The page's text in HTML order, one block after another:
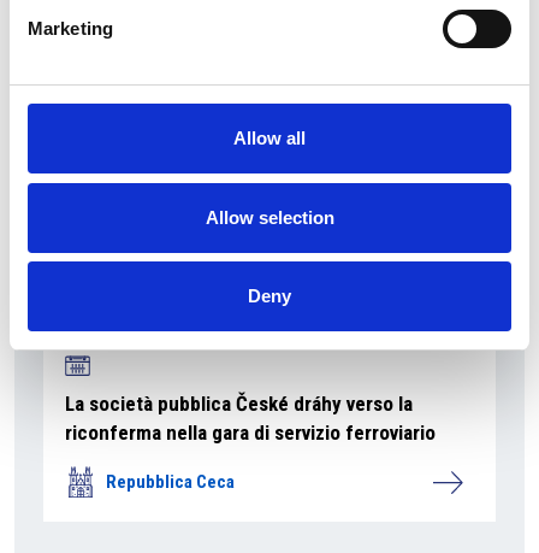
Marketing
Allow all
Allow selection
Deny
Repubblica Ceca
La società pubblica České dráhy verso la
riconferma nella gara di servizio ferroviario
Repubblica Ceca